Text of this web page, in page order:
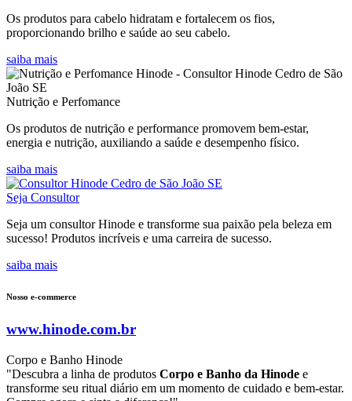
Os produtos para cabelo hidratam e fortalecem os fios,
proporcionando brilho e saúde ao seu cabelo.
saiba mais
Nutrição e Perfomance
Os produtos de nutrição e performance promovem bem-estar,
energia e nutrição, auxiliando a saúde e desempenho físico.
saiba mais
Seja Consultor
Seja um consultor Hinode e transforme sua paixão pela beleza em
sucesso! Produtos incríveis e uma carreira de sucesso.
saiba mais
Nosso e-commerce
www.hinode.com.br
Corpo e Banho Hinode
"Descubra a linha de produtos Corpo e Banho da Hinode e
transforme seu ritual diário em um momento de cuidado e bem-estar.